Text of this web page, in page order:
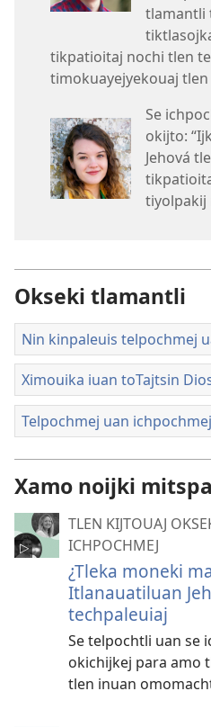
tlamantli
tikpatioitaj nochi tlen
timokuayejyekouaj tlen
Se
okijto:
Jehová
tiyolpakij
Okseki tlamantli
Nin kinpaleuis telpochmej
Ximouika iuan toTajtsin
Telpochmej uan ichpochmej
Xamo noijki
TLEN KIJTOUAJ
ICHPOCHMEJ
¿Tleka moneki
Itlanauatiluan
techpaleuiaj
Se telpochtli uan se
okichijkej para amo
tlen inuan